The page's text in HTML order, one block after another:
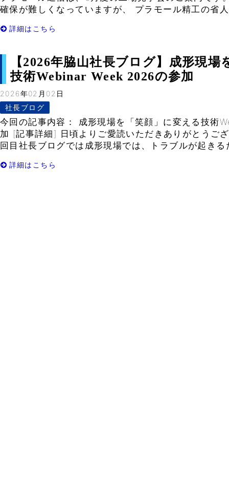
確保が難しくなっていますが、 プラモール精工の省
詳細はこちら
【2026年脇山社長ブログ】成形現
技術Webinar Week 2026の参加
2026年02月02日
社長ブログ
今回の記事内容： 成形現場を「笑顔」に変える技術
加 [記事詳細] 日頃よりご愛読いただきありがとうご
回目社長ブログでは成形現場では、トラブルが起き
詳細はこちら